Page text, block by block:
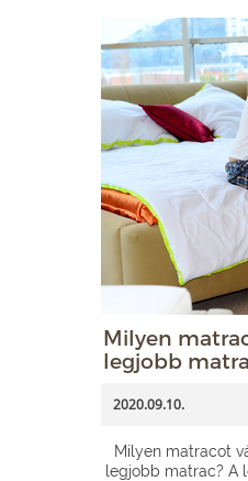
Milyen
legjobb
2020.09.10.
Milyen matracot
legjobb matrac? A